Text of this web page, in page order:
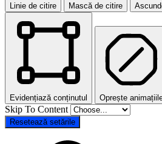
Linie de citire Mască de citire
Evidențiază conținutul Oprește
Skip To Content
Resetează setările